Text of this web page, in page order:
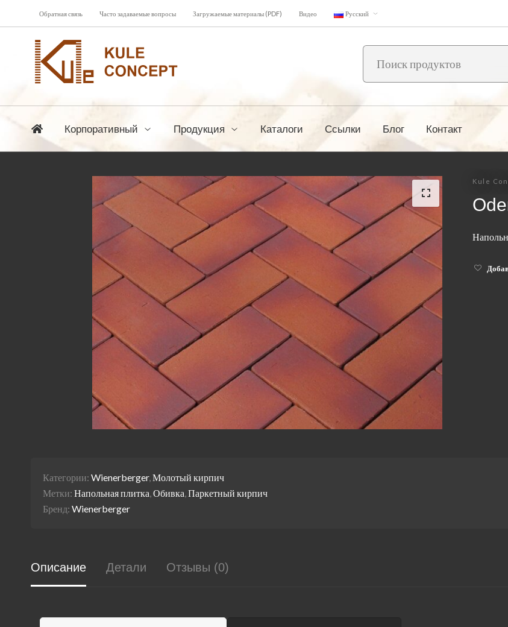
Обратная связь Часто задаваемые вопросы Загружаемые материалы (PDF) Видео Русский
Корпоративный Продукция Каталоги Ссылки Блог Контакт
Kule
Категории: Wienerberger,Молотый кирпич
Метки: Напольная плитка,Обивка,Паркетный кирпич
Бренд: Wienerberger
Описание Детали Отзывы (0)